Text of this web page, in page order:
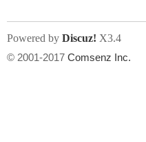
州
上传附件
Powered by Discuz! X3.4
© 2001-2017 Comsenz Inc.